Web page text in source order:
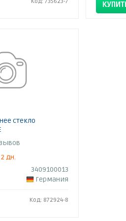
стекло
дн.
3409100013
Германия
Код: 872924-8